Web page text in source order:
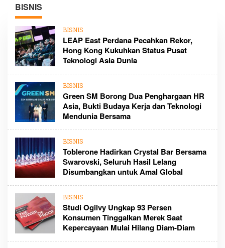
BISNIS
BISNIS
LEAP East Perdana Pecahkan Rekor,
Hong Kong Kukuhkan Status Pusat
Teknologi Asia Dunia
BISNIS
Green SM Borong Dua Penghargaan HR
Asia, Bukti Budaya Kerja dan Teknologi
Mendunia Bersama
BISNIS
Toblerone Hadirkan Crystal Bar Bersama
Swarovski, Seluruh Hasil Lelang
Disumbangkan untuk Amal Global
BISNIS
Studi Ogilvy Ungkap 93 Persen
Konsumen Tinggalkan Merek Saat
Kepercayaan Mulai Hilang Diam-Diam